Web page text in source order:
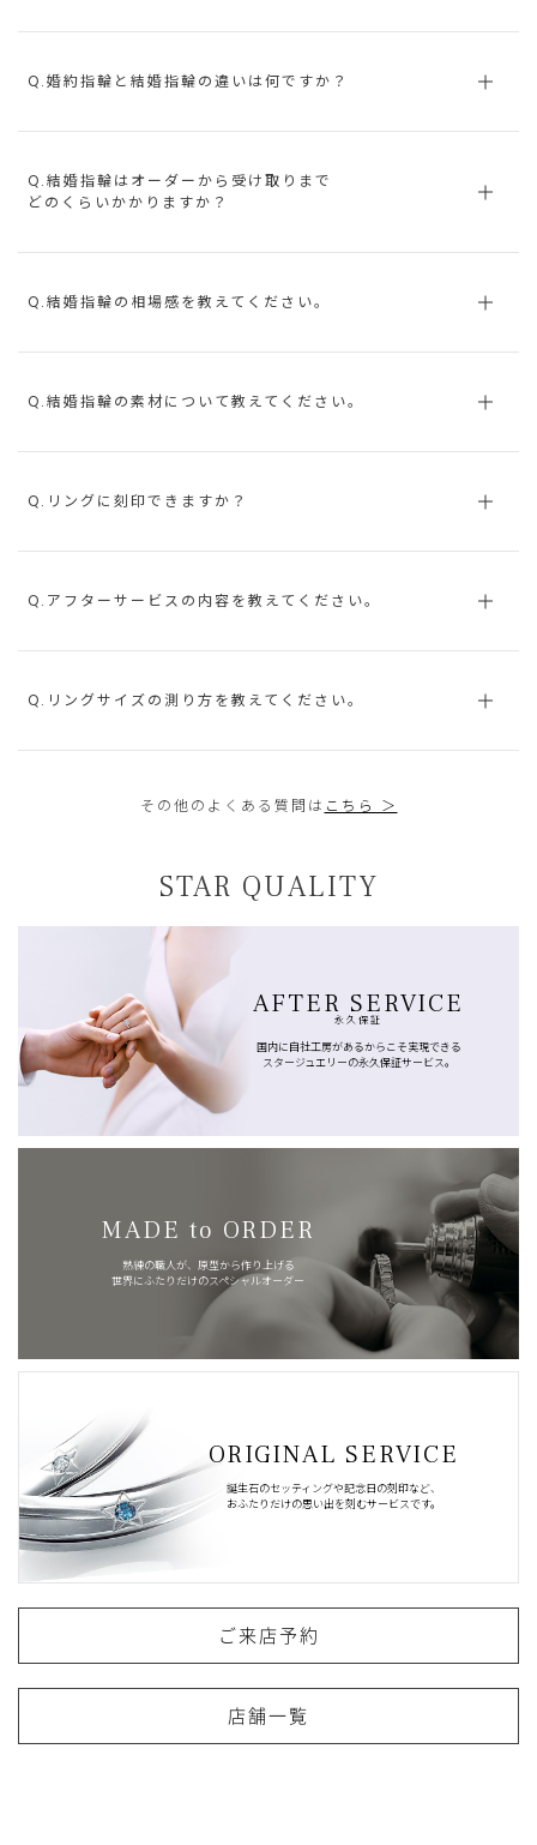
Q.婚約指輪と結婚指輪の違いは何ですか？
Q.結婚指輪はオーダーから受け取りまで
どのくらいかかりますか？
Q.結婚指輪の相場感を教えてください。
Q.結婚指輪の素材について教えてください。
Q.リングに刻印できますか？
Q.アフターサービスの内容を教えてください。
Q.リングサイズの測り方を教えてください。
その他のよくある質問は こちら ＞
STAR QUALITY
AFTER SERVICE
永久保証
国内に自社工房があるからこそ実現できる
スタージュエリーの永久保証サービス。
MADE to ORDER
熟練の職人が、原型から作り上げる
世界にふたりだけのスペシャルオーダー
ORIGINAL SERVICE
誕生石のセッティングや記念日の刻印など、
おふたりだけの思い出を刻むサービスです。
ご来店予約
店舗一覧